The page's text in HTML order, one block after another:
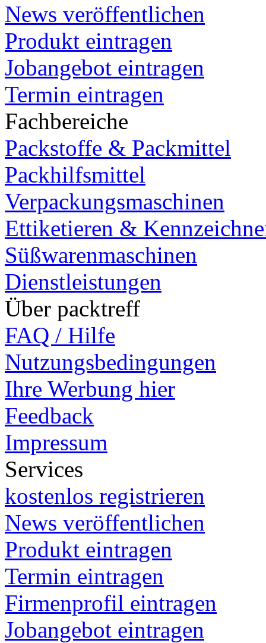
News veröffentlichen
Produkt eintragen
Jobangebot eintragen
Termin eintragen
Fachbereiche
Packstoffe & Packmittel
Packhilfsmittel
Verpackungsmaschinen
Ettiketieren &
Süßwarenmaschinen
Dienstleistungen
Über packtreff
FAQ / Hilfe
Nutzungsbedingungen
Ihre Werbung hier
Feedback
Impressum
Services
kostenlos registrieren
News veröffentlichen
Produkt eintragen
Termin eintragen
Firmenprofil eintragen
Jobangebot eintragen